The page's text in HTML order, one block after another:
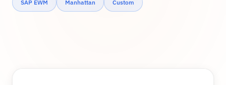
SAP EWM Manhattan Custom